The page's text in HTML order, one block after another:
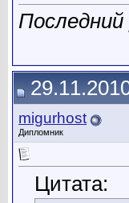
Последний
migurhost
Дипломник
Цитата: